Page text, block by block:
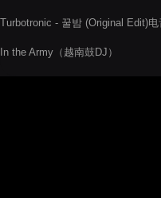
Turbotronic - 꿀밤 (Original Edit)
In the Army（越南鼓DJ）